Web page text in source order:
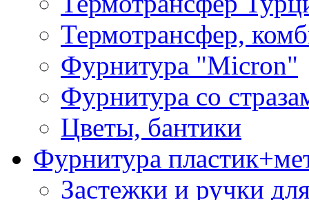
Термотрансфер,
Фурнитура "Micron"
Фурнитура со
Цветы, бантики
Фурнитура
Застежки и ручки